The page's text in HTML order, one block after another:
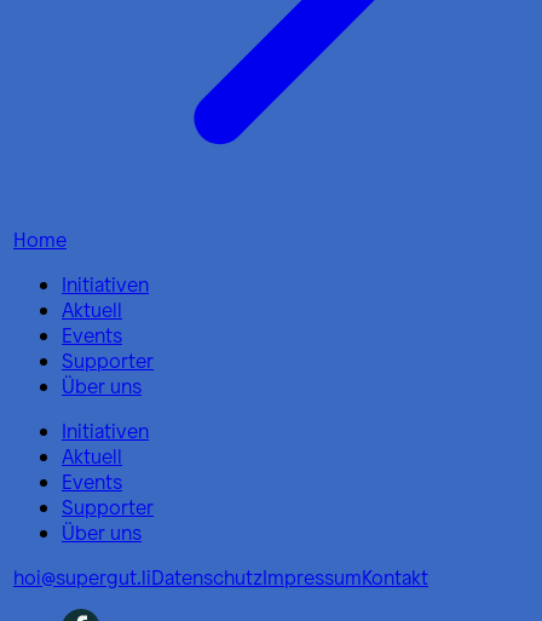
Home
Initiativen
Aktuell
Events
Supporter
Über uns
Initiativen
Aktuell
Events
Supporter
Über uns
hoi@supergut.liDatenschutzImpressumKontakt